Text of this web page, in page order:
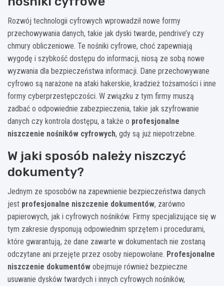
Rozwój technologii cyfrowych wprowadził nowe formy
przechowywania danych, takie jak dyski twarde, pendrive’y czy
chmury obliczeniowe. Te nośniki cyfrowe, choć zapewniają
wygodę i szybkość dostępu do informacji, niosą ze sobą nowe
wyzwania dla bezpieczeństwa informacji. Dane przechowywane
cyfrowo są narażone na ataki hakerskie, kradzież tożsamości i inne
formy cyberprzestępczości. W związku z tym firmy muszą
zadbać o odpowiednie zabezpieczenia, takie jak szyfrowanie
danych czy kontrola dostępu, a także o profesjonalne
niszczenie nośników cyfrowych, gdy są już niepotrzebne.
W jaki sposób należy niszczyć
dokumenty?
Jednym ze sposobów na zapewnienie bezpieczeństwa danych
jest profesjonalne niszczenie dokumentów, zarówno
papierowych, jak i cyfrowych nośników. Firmy specjalizujące się w
tym zakresie dysponują odpowiednim sprzętem i procedurami,
które gwarantują, że dane zawarte w dokumentach nie zostaną
odczytane ani przejęte przez osoby niepowołane. Profesjonalne
niszczenie dokumentów obejmuje również bezpieczne
usuwanie dysków twardych i innych cyfrowych nośników,